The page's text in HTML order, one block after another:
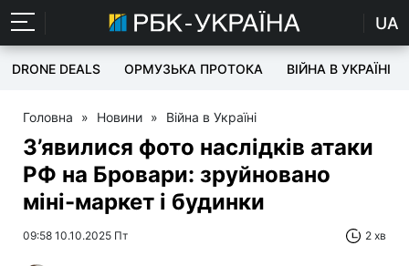
UA
DRONE DEALS ОРМУЗЬКА ПРОТОКА ВІЙНА В УКРАЇНІ
Головна » Новини » Війна в Україні
З’явилися фото наслідків атаки
РФ на Бровари: зруйновано
міні-маркет і будинки
09:58 10.10.2025 Пт 2 хв